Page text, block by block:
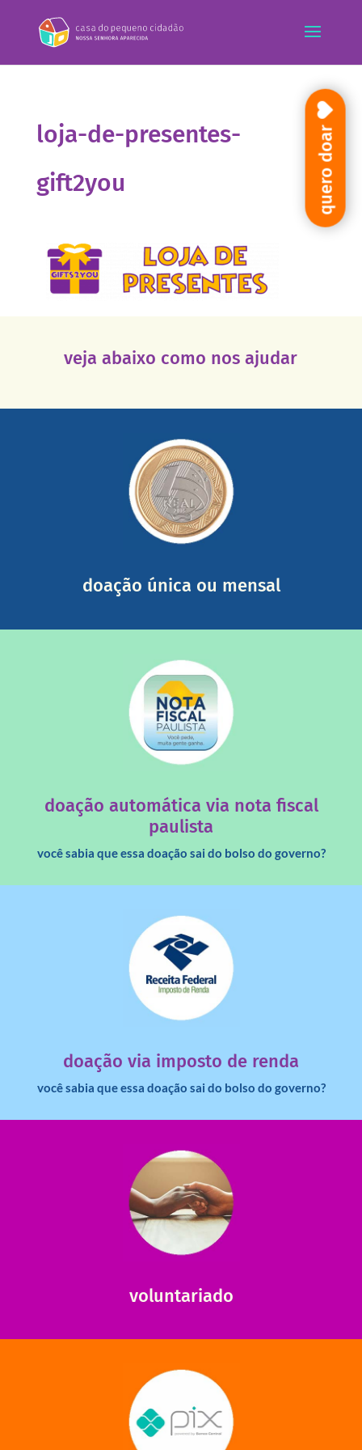
loja-de-presentes-
gift2you
veja abaixo como nos ajudar
doação única ou mensal
mail mostrando tudo o que fizemos com a sua ajuda
somada a de outras pessoas.
saiba mais
doação automática via nota fiscal
paulista
você sabia que essa doação sai do bolso do governo?
saiba mais
doação via imposto de renda
você sabia que essa doação sai do bolso do governo?
dinheiro deixa de ir para o governo?
saiba mais
voluntariado
ajudar com certos assuntos. Entre em contato conosco e
saiba como nos ajudar.
saiba mais
saiba mais
quero doar